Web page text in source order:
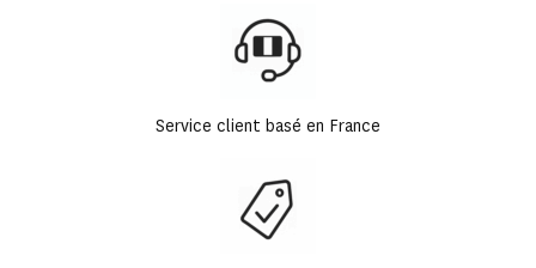
Service client basé en France